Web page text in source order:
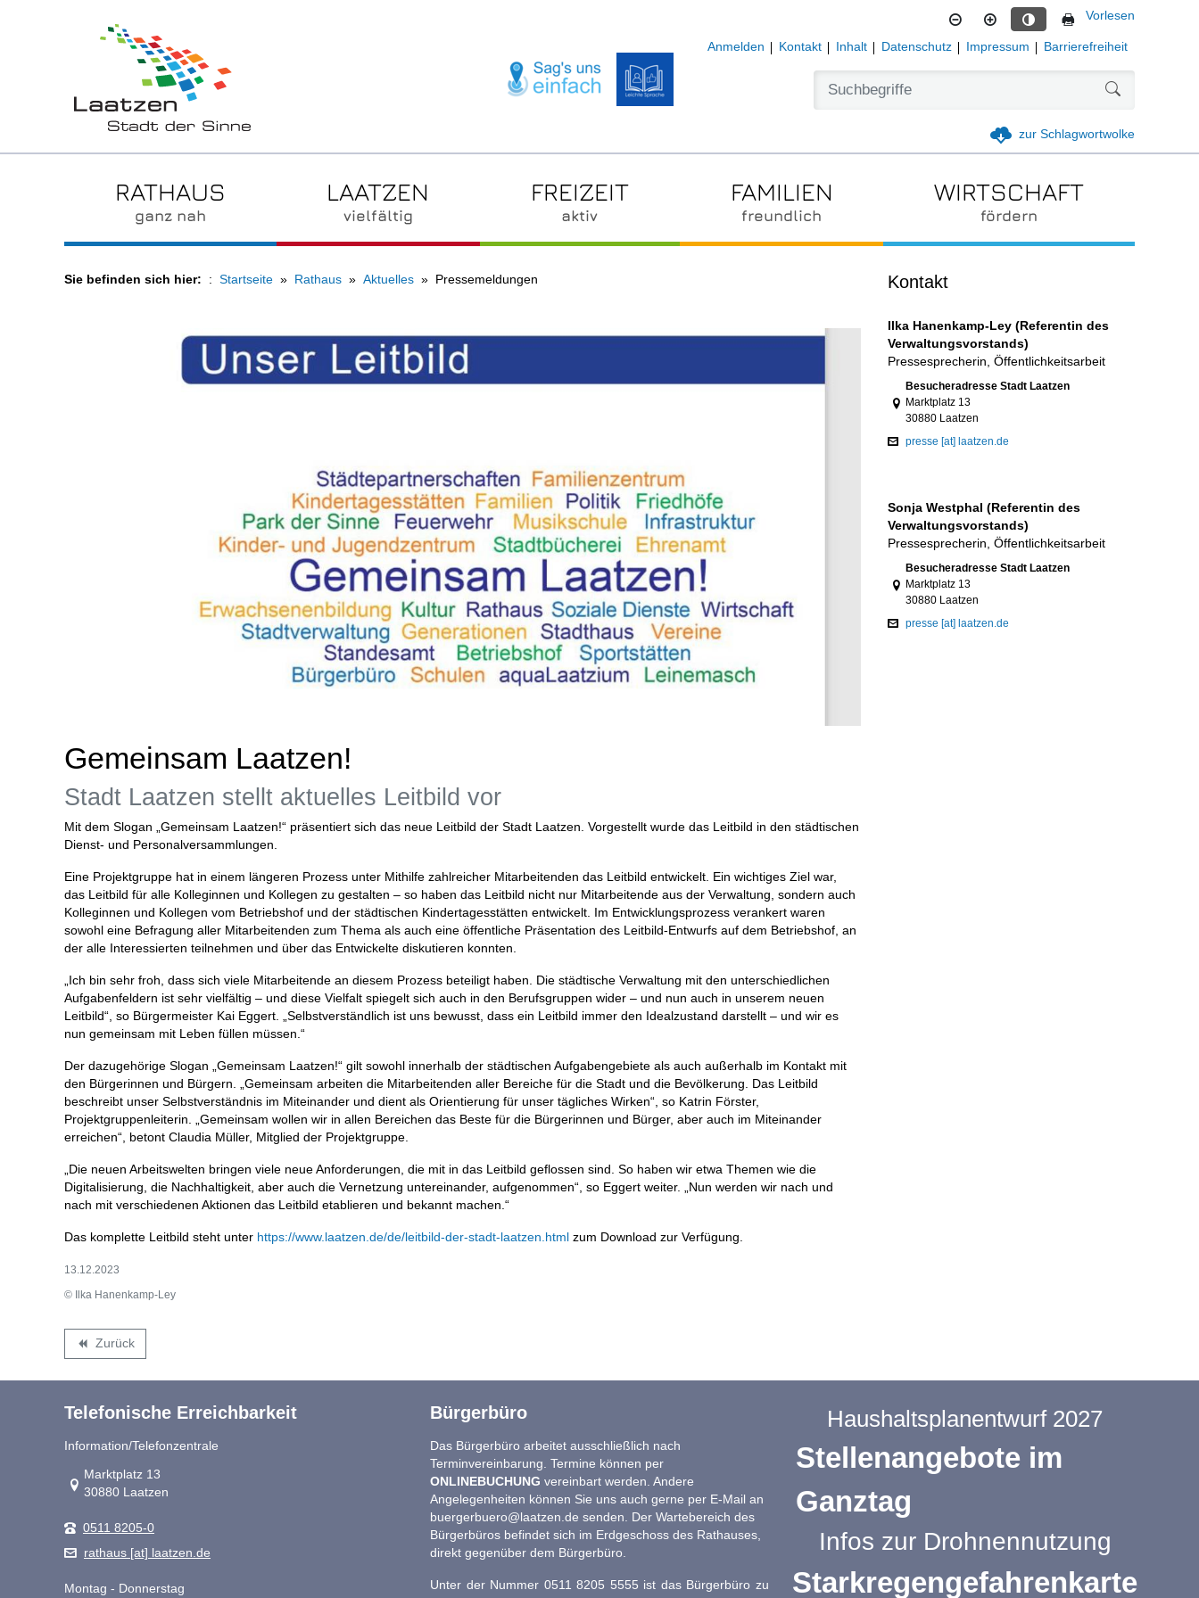
Kontrastmodus aktivieren
Vorlesen
Anmelden Kontakt Inhalt Datenschutz Impressum Barrierefreiheit
zur Schlagwortwolke
RATHAUS
ganz nah
LAATZEN
vielfältig
FREIZEIT
aktiv
FAMILIEN
freundlich
WIRTSCHAFT
fördern
Sie befinden sich hier: Startseite Rathaus Aktuelles Pressemeldungen
Gemeinsam Laatzen!
Stadt Laatzen stellt aktuelles Leitbild vor
Mit dem Slogan „Gemeinsam Laatzen!“ präsentiert sich das neue Leitbild der Stadt Laatzen. Vorgestellt wurde das Leitbild in den städtischen
Dienst- und Personalversammlungen.
Eine Projektgruppe hat in einem längeren Prozess unter Mithilfe zahlreicher Mitarbeitenden das Leitbild entwickelt. Ein wichtiges Ziel war,
das Leitbild für alle Kolleginnen und Kollegen zu gestalten – so haben das Leitbild nicht nur Mitarbeitende aus der Verwaltung, sondern auch
Kolleginnen und Kollegen vom Betriebshof und der städtischen Kindertagesstätten entwickelt. Im Entwicklungsprozess verankert waren
sowohl eine Befragung aller Mitarbeitenden zum Thema als auch eine öffentliche Präsentation des Leitbild-Entwurfs auf dem Betriebshof, an
der alle Interessierten teilnehmen und über das Entwickelte diskutieren konnten.
„Ich bin sehr froh, dass sich viele Mitarbeitende an diesem Prozess beteiligt haben. Die städtische Verwaltung mit den unterschiedlichen
Aufgabenfeldern ist sehr vielfältig – und diese Vielfalt spiegelt sich auch in den Berufsgruppen wider – und nun auch in unserem neuen
Leitbild“, so Bürgermeister Kai Eggert. „Selbstverständlich ist uns bewusst, dass ein Leitbild immer den Idealzustand darstellt – und wir es
nun gemeinsam mit Leben füllen müssen.“
Der dazugehörige Slogan „Gemeinsam Laatzen!“ gilt sowohl innerhalb der städtischen Aufgabengebiete als auch außerhalb im Kontakt mit
den Bürgerinnen und Bürgern. „Gemeinsam arbeiten die Mitarbeitenden aller Bereiche für die Stadt und die Bevölkerung. Das Leitbild
beschreibt unser Selbstverständnis im Miteinander und dient als Orientierung für unser tägliches Wirken“, so Katrin Förster,
Projektgruppenleiterin. „Gemeinsam wollen wir in allen Bereichen das Beste für die Bürgerinnen und Bürger, aber auch im Miteinander
erreichen“, betont Claudia Müller, Mitglied der Projektgruppe.
„Die neuen Arbeitswelten bringen viele neue Anforderungen, die mit in das Leitbild geflossen sind. So haben wir etwa Themen wie die
Digitalisierung, die Nachhaltigkeit, aber auch die Vernetzung untereinander, aufgenommen“, so Eggert weiter. „Nun werden wir nach und
nach mit verschiedenen Aktionen das Leitbild etablieren und bekannt machen.“
Das komplette Leitbild steht unter https://www.laatzen.de/de/leitbild-der-stadt-laatzen.html zum Download zur Verfügung.
13.12.2023
© Ilka Hanenkamp-Ley
backward Zurück
Kontakt
Ilka Hanenkamp-Ley (Referentin des
Verwaltungsvorstands)
Pressesprecherin, Öffentlichkeitsarbeit
Link zur Google-Maps Navigation
Besucheradresse Stadt Laatzen
Marktplatz 13
30880 Laatzen
presse [at] laatzen.de
Sonja Westphal (Referentin des
Verwaltungsvorstands)
Pressesprecherin, Öffentlichkeitsarbeit
Link zur Google-Maps Navigation
Besucheradresse Stadt Laatzen
Marktplatz 13
30880 Laatzen
presse [at] laatzen.de
Telefonische Erreichbarkeit
Information/Telefonzentrale
Link zur Google-Maps Navigation
Marktplatz 13
30880 Laatzen
0511 8205-0
rathaus [at] laatzen.de
Montag - Donnerstag
Bürgerbüro
Das Bürgerbüro arbeitet ausschließlich nach
Terminvereinbarung. Termine können per
ONLINEBUCHUNG vereinbart werden. Andere
Angelegenheiten können Sie uns auch gerne per E-Mail an
buergerbuero@laatzen.de senden. Der Wartebereich des
Bürgerbüros befindet sich im Erdgeschoss des Rathauses,
direkt gegenüber dem Bürgerbüro.
Unter der Nummer 0511 8205 5555 ist das Bürgerbüro zu
Haushaltsplanentwurf 2027
Stellenangebote im
Ganztag
Infos zur Drohnennutzung
Starkregengefahrenkarte